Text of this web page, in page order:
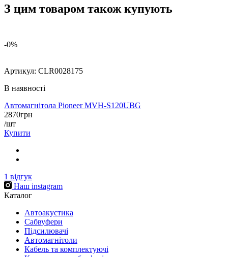
З цим товаром також купують
-0%
Артикул: CLR0028175
В наявності
Автомагнітола Pioneer MVH-S120UBG
2870грн
/шт
Купити
1 відгук
Наш instagram
Каталог
Автоакустика
Cабвуфери
Підсилювачі
Автомагнітоли
Кабель та комплектуючі